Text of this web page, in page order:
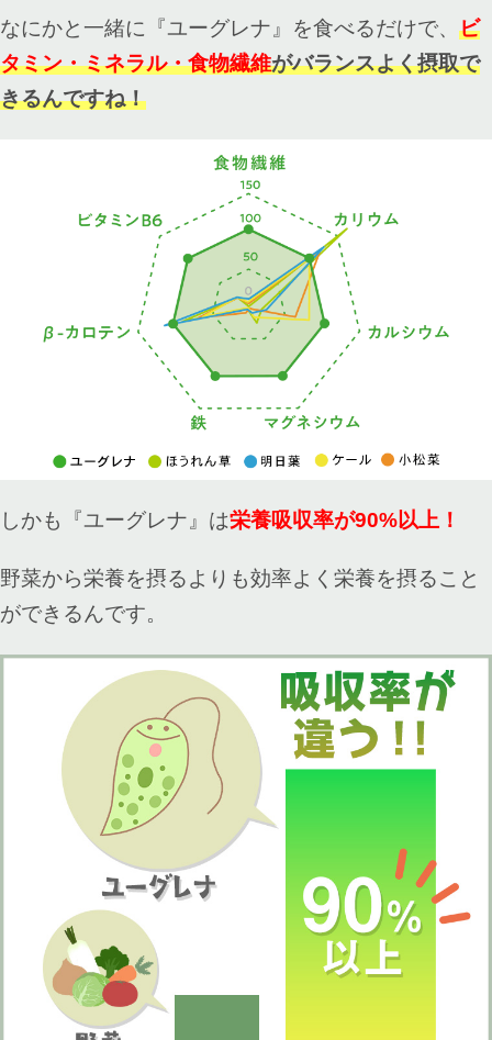
なにかと一緒に『ユーグレナ』を食べるだけで、 ビ
タミン・ミネラル・食物繊維がバランスよく摂取で
きるんですね！
しかも『ユーグレナ』は栄養吸収率が90%以上！
野菜から栄養を摂るよりも効率よく栄養を摂ること
ができるんです。